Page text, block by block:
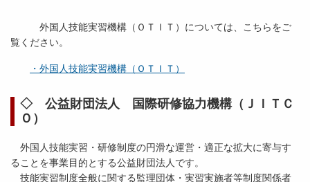
外国人技能実習機構（ＯＴＩＴ）については、こちらをご
覧ください。
・外国人技能実習機構（ＯＴＩＴ）
◇ 公益財団法人 国際研修協力機構（ＪＩＴＣ
Ｏ）
外国人技能実習・研修制度の円滑な運営・適正な拡大に寄与す
ることを事業目的とする公益財団法人です。
技能実習制度全般に関する監理団体・実習実施者等制度関係者